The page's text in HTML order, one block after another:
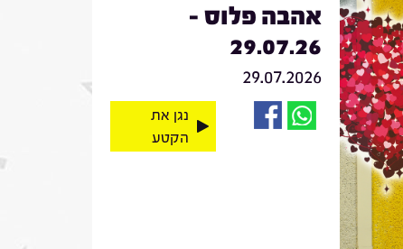
אהבה פלוס -
29.07.26
29.07.2026
נגן את
הקטע